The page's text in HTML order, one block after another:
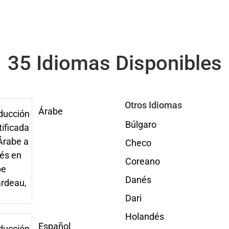
35 Idiomas Disponibles
Árabe
Español
Otros Idiomas
Búlgaro
Checo
Coreano
Danés
Dari
Holandés